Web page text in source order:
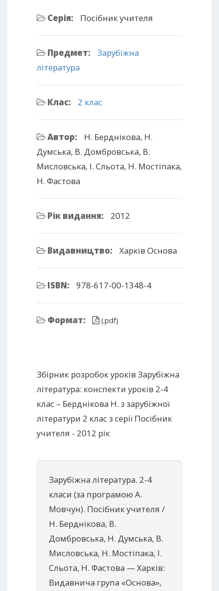
Серія: Посібник учителя
Предмет:
Зарубіжна
література
Клас: 2 клас
Автор:
Н. Берднікова, Н.
Думська, В. Домбровська, В.
Мисловська, І. Сльота, Н. Мостіпака,
Н. Фастова
Рік видання: 2012
Видавництво: Xарків Основа
ISBN: 978-617-00-1348-4
Формат: (.pdf)
Збірник розробок уроків Зарубіжна
література: конспекти уроків 2-4
клас – Берднікова Н. з зарубіжної
літератури 2 клас з серії Посібник
учителя - 2012 рік
Зарубіжна література. 2-4
класи (за програмою А.
Мовчун). Посібник учителя /
Н. Берднікова, В.
Домбровська, Н. Думська, В.
Мисловська, Н. Мостіпака, І.
Сльота, Н. Фастова — Xарків:
Видавнича група «Основа»,